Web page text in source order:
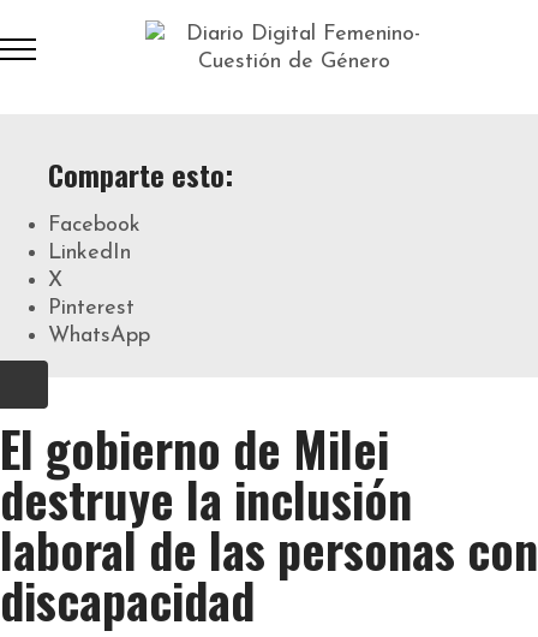
Comparte esto:
Facebook
LinkedIn
X
Pinterest
WhatsApp
El gobierno de Milei
destruye la inclusión
laboral de las personas con
discapacidad